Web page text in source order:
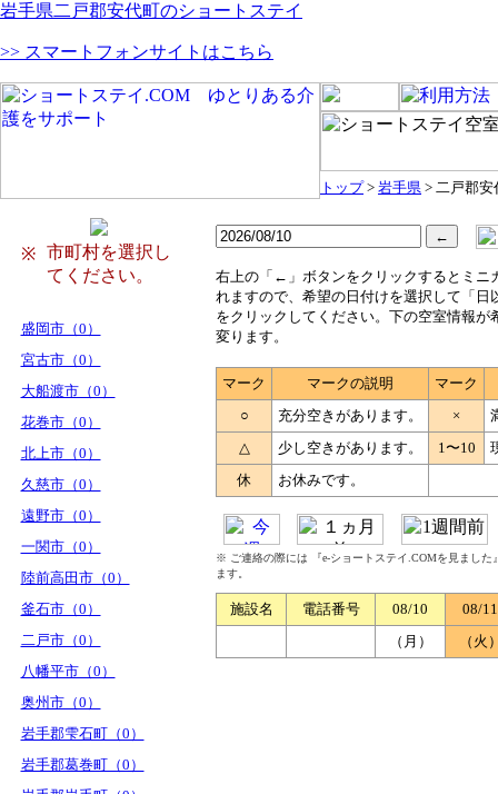
岩手県二戸郡安代町のショートステイ
>> スマートフォンサイトはこちら
トップ> 岩手県 > 二戸郡安
※
市町村を選択し
てください。
盛岡市（0）
宮古市（0）
大船渡市（0）
花巻市（0）
北上市（0）
久慈市（0）
遠野市（0）
一関市（0）
陸前高田市（0）
釜石市（0）
二戸市（0）
八幡平市（0）
奥州市（0）
岩手郡雫石町（0）
岩手郡葛巻町（0）
右上の「←」ボタンをクリックするとミニ
れますので、希望の日付けを選択して「日
をクリックしてください。下の空室情報が
変ります。
マーク マークの説明
マーク
○
充分空きがあります。 ×
△
少し空きがあります。 1〜10
休
お休みです。
※ ご連絡の際には 『e-ショートステイ.COMを見まし
ます。
施設名 電話番号 08/10
08/11
（月）
（火